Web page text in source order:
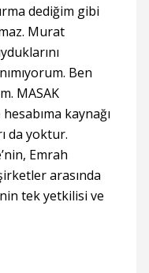
dediğim gibi
Murat
Ben
MASAK
kaynağı
da yoktur.
Emrah
arasında
tek yetkilisi ve